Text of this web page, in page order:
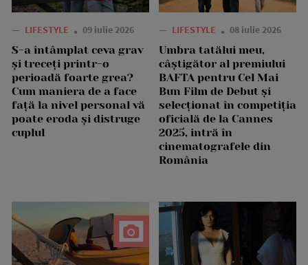
— LIFESTYLE 09 iulie 2026
S-a întâmplat ceva grav
și treceți printr-o
perioadă foarte grea?
Cum maniera de a face
față la nivel personal vă
poate eroda și distruge
cuplul
— LIFESTYLE 08 iulie 2026
Umbra tatălui meu,
câștigător al premiului
BAFTA pentru Cel Mai
Bun Film de Debut și
selecționat în competiția
oficială de la Cannes
2025, intră în
cinematografele din
România